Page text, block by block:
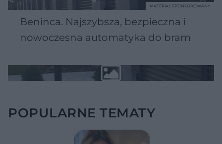
Beninca. Najszybsza, bezpieczna i
nowoczesna automatyka do bram
MATERIAŁ SPONSOROWANY
POPULARNE TEMATY